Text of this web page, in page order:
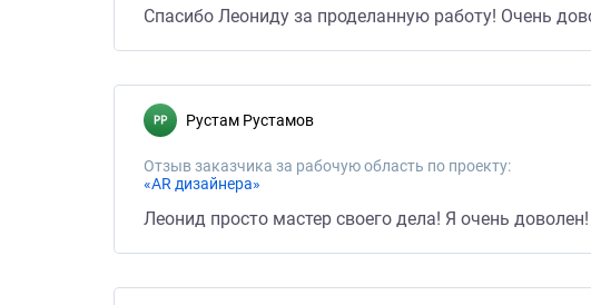
Спасибо Леониду за проделанную работу! Очень
Рустам Рустамов
Отзыв заказчика за рабочую область по проекту:
«AR дизайнера»
Леонид просто мастер своего дела! Я очень доволен!